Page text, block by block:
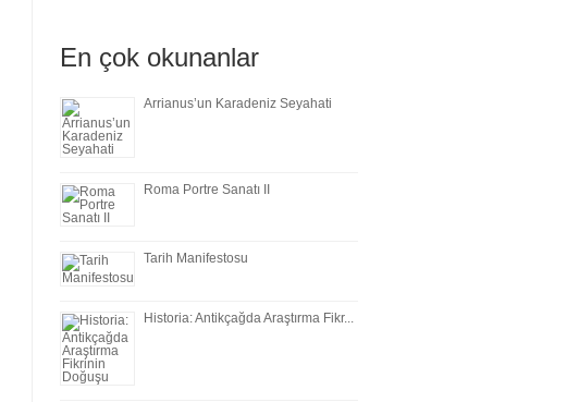
En çok okunanlar
Arrianus’un Karadeniz Seyahati
Roma Portre Sanatı II
Tarih Manifestosu
Historia: Antikçağda Araştırma Fikr...